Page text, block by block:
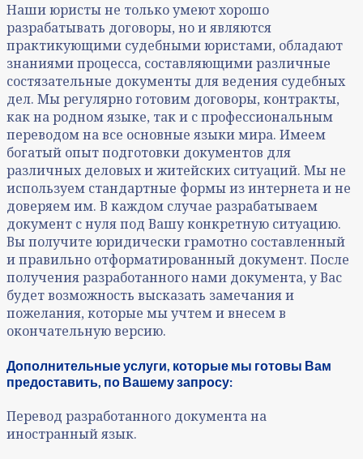
Наши юристы не только умеют хорошо
разрабатывать договоры, но и являются
практикующими судебными юристами, обладают
знаниями процесса, составляющими различные
состязательные документы для ведения судебных
дел. Мы регулярно готовим договоры, контракты,
как на родном языке, так и с профессиональным
переводом на все основные языки мира. Имеем
богатый опыт подготовки документов для
различных деловых и житейских ситуаций. Мы не
используем стандартные формы из интернета и не
доверяем им. В каждом случае разрабатываем
документ с нуля под Вашу конкретную ситуацию.
Вы получите юридически грамотно составленный
и правильно отформатированный документ. После
получения разработанного нами документа, у Вас
будет возможность высказать замечания и
пожелания, которые мы учтем и внесем в
окончательную версию.
Дополнительные услуги, которые мы готовы Вам
предоставить, по Вашему запросу:
Перевод разработанного документа на
иностранный язык.